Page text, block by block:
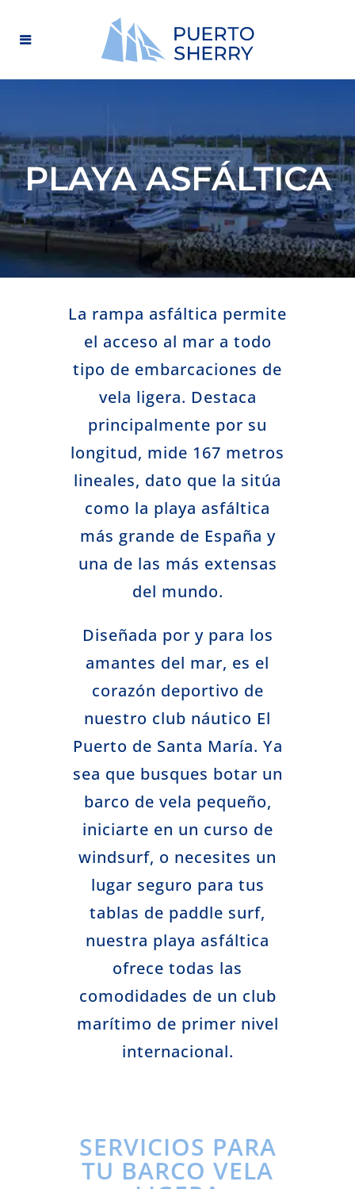
PLAYA ASFÁLTICA
La rampa asfáltica permite
el acceso al mar a todo
tipo de embarcaciones de
vela ligera. Destaca
principalmente por su
longitud, mide 167 metros
lineales, dato que la sitúa
como la playa asfáltica
más grande de España y
una de las más extensas
del mundo.
Diseñada por y para los
amantes del mar, es el
corazón deportivo de
nuestro club náutico El
Puerto de Santa María. Ya
sea que busques botar un
barco de vela pequeño,
iniciarte en un curso de
windsurf, o necesites un
lugar seguro para tus
tablas de paddle surf,
nuestra playa asfáltica
ofrece todas las
comodidades de un club
marítimo de primer nivel
internacional.
SERVICIOS PARA
TU BARCO VELA